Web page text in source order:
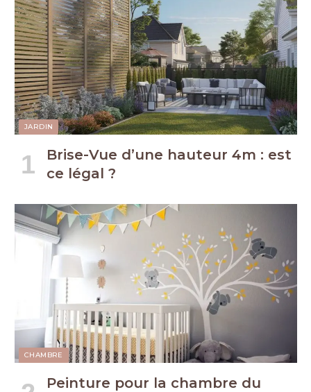
JARDIN
Brise-Vue d’une hauteur 4m : est
ce légal ?
CHAMBRE
Peinture pour la chambre du